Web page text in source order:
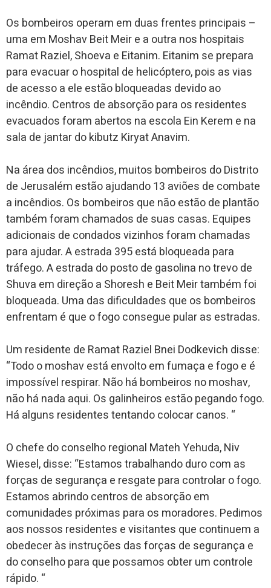
Os bombeiros operam em duas frentes principais –
uma em Moshav Beit Meir e a outra nos hospitais
Ramat Raziel, Shoeva e Eitanim. Eitanim se prepara
para evacuar o hospital de helicóptero, pois as vias
de acesso a ele estão bloqueadas devido ao
incêndio. Centros de absorção para os residentes
evacuados foram abertos na escola Ein Kerem e na
sala de jantar do kibutz Kiryat Anavim.
Na área dos incêndios, muitos bombeiros do Distrito
de Jerusalém estão ajudando 13 aviões de combate
a incêndios. Os bombeiros que não estão de plantão
também foram chamados de suas casas. Equipes
adicionais de condados vizinhos foram chamadas
para ajudar. A estrada 395 está bloqueada para
tráfego. A estrada do posto de gasolina no trevo de
Shuva em direção a Shoresh e Beit Meir também foi
bloqueada. Uma das dificuldades que os bombeiros
enfrentam é que o fogo consegue pular as estradas.
Um residente de Ramat Raziel Bnei Dodkevich disse:
“Todo o moshav está envolto em fumaça e fogo e é
impossível respirar. Não há bombeiros no moshav,
não há nada aqui. Os galinheiros estão pegando fogo.
Há alguns residentes tentando colocar canos. “
O chefe do conselho regional Mateh Yehuda, Niv
Wiesel, disse: “Estamos trabalhando duro com as
forças de segurança e resgate para controlar o fogo.
Estamos abrindo centros de absorção em
comunidades próximas para os moradores. Pedimos
aos nossos residentes e visitantes que continuem a
obedecer às instruções das forças de segurança e
do conselho para que possamos obter um controle
rápido. “